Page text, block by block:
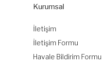
Ürün bilgilerinde
Bu ürüne benzer
Kurumsal
İletişim
İletişim Formu
Havale Bildirim Formu